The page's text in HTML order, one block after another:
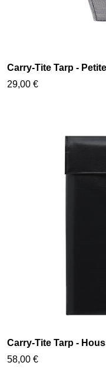
Carry-Tite Tarp -
29,00 €
Carry-Tite Tarp -
58,00 €